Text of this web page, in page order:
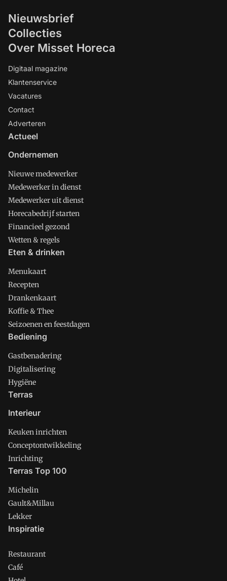
Nieuwsbrief
Collecties
Over Misset Horeca
Digitaal magazine
Klantenservice
Vacatures
Contact
Adverteren
Actueel
Ondernemen
Nieuwe medewerker
Medewerker in dienst
Medewerker uit dienst
Horecabedrijf starten
Financieel gezond
Wetten & regels
Eten & drinken
Menukaart
Recepten
Drankenkaart
Koffie & Thee
Seizoenen en feestdagen
Bediening
Gastbenadering
Digitalisering
Hygiëne
Terras
Interieur
Keuken inrichten
Conceptontwikkeling
Inrichting
Terras Top 100
Michelin
Gault&Millau
Lekker
Inspiratie
Restaurant
Café